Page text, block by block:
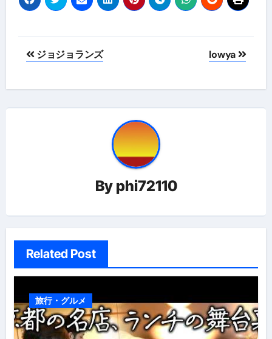
投
ョ
ン
ジョジョランズ lowya
By phi72110
Related Post
旅行・グルメ